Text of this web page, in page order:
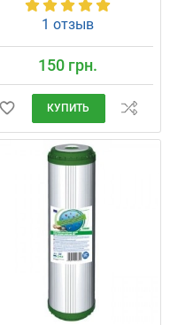
1 отзыв
150 грн.
КУПИТЬ